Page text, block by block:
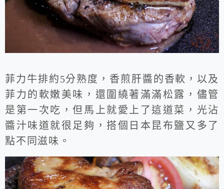
菲力牛排約5分熟度，香煎肝醬的香軟，以及
菲力的軟嫩美味，還圍繞著滿滿松露，儘管
是第一次吃，但馬上就愛上了這道菜，光沾
醬汁味道就很足夠，搭個日本昆布鹽又多了
點不同滋味。